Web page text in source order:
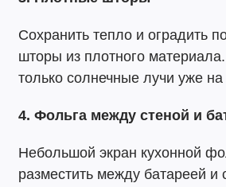
Сохранить тепло и оградить
шторы из плотного
только солнечные лучи уже
4. Фольга между стеной и
Небольшой экран кухонной
разместить между батареей и